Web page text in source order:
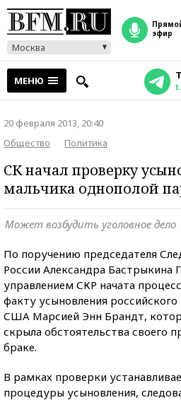
Москва
прямой
эфир
МЕНЮ
20 февраля 2013, 20:40
Общество
Политика
СК начал проверку
мальчика однополой
Может возбудить уголовное дело
По поручению председателя
России Александра Бастрыкина
управлением СКР начата
факту усыновления
США Марсией Энн Брандт,
скрыла обстоятельства своего
браке.
В рамках проверки
процедуры усыновления,